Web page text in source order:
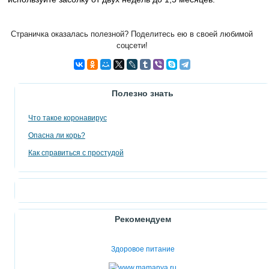
Страничка оказалась полезной? Поделитесь ею в своей любимой
соцсети!
Полезно знать
Что такое коронавирус
Опасна ли корь?
Как справиться с простудой
Рекомендуем
Здоровое питание